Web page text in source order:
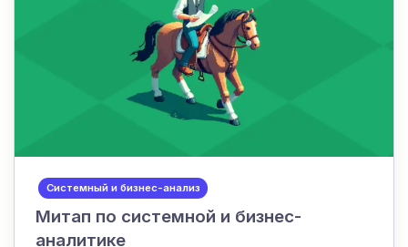
Системный и бизнес-анализ
Митап по системной и бизнес-
аналитике